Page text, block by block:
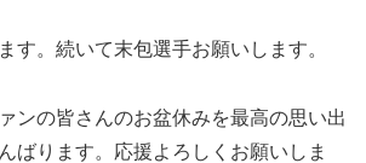
す。続いて末包選手お願いします。
ンの皆さんのお盆休みを最高の思い出
ばります。応援よろしくお願いしま